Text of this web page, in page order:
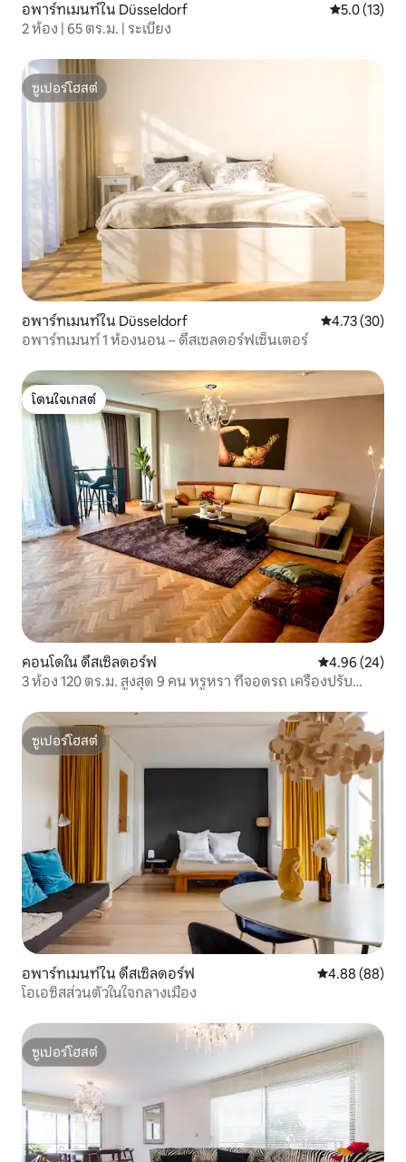
อพาร์ทเมนท์ใน Düsseldorf คะแนนเฉลี่ย
5.0 (13)
2 ห้อง | 65 ตร.ม. | ระเบียง
ซูเปอร์โฮสต์
ซูเปอร์โฮสต์
อพาร์ทเมนท์ใน Düsseldorf คะแนนเฉลี่ย
4.73 (30)
อพาร์ทเมนท์ 1 ห้องนอน – ดึสเซลดอร์ฟเซ็นเตอร์
โดนใจเกสต์
โดนใจเกสต์
คอนโดใน ดึสเซิลดอร์ฟ คะแนนเฉลี่ย
4.96 (24)
3 ห้อง 120 ตร.ม. สูงสุด 9 คน หรูหรา ที่จอดรถ เครื่องปรับ
ซูเปอร์โฮสต์
ซูเปอร์โฮสต์
อพาร์ทเมนท์ใน ดึสเซิลดอร์ฟ คะแนนเฉลี่ย
4.88 (88)
โอเอซิสส่วนตัวในใจกลางเมือง
ซูเปอร์โฮสต์
ซูเปอร์โฮสต์